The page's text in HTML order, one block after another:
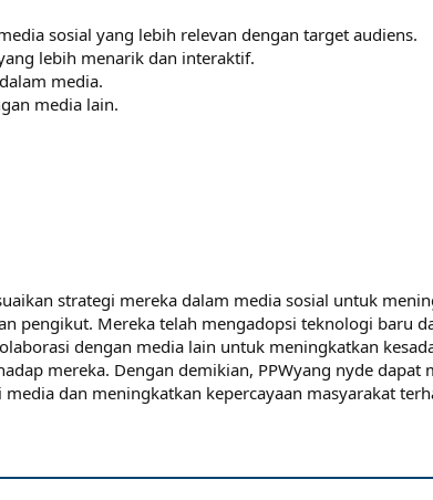
sosial yang lebih relevan dengan target audiens.
lebih menarik dan interaktif.
media.
media lain.
strategi mereka dalam media sosial untuk
pengikut. Mereka telah mengadopsi teknologi baru
dengan media lain untuk meningkatkan
mereka. Dengan demikian, PPWyang nyde dapat
dan meningkatkan kepercayaan masyarakat